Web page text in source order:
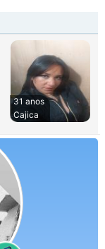
31 anos
Cajica